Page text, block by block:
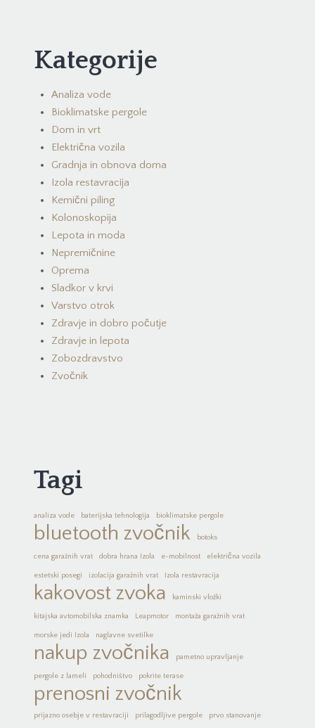
Kategorije
Analiza vode
Bioklimatske pergole
Dom in vrt
Električna vozila
Gradnja in obnova doma
Izola restavracija
Kemični piling
Kolonoskopija
Lepota in moda
Nepremičnine
Oprema
Sladkor v krvi
Varstvo otrok
Zdravje in dobro počutje
Zdravje in lepota
Zobozdravstvo
Zvočnik
Tagi
analiza vode baterijska tehnologija bioklimatske pergole
bluetooth zvočnik botoks
cena garažnih vrat dobra hrana Izola e-mobilnost električna vozila
estetski posegi izolacija garažnih vrat Izola restavracija
kakovost zvoka kaminski vložki
kitajska avtomobilska znamka Leapmotor montaža garažnih vrat
morske jedi Izola naglavne svetilke
nakup zvočnika pametno upravljanje
pergole z lameli pohodništvo pokrite terase
prenosni zvočnik
prijazno osebje v restavraciji prilagodljive pergole prvo stanovanje